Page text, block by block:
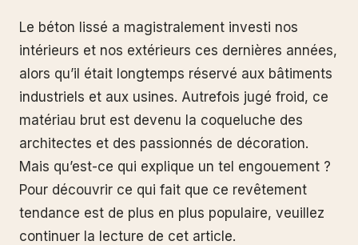
Le béton lissé a magistralement investi nos
intérieurs et nos extérieurs ces dernières années,
alors qu’il était longtemps réservé aux bâtiments
industriels et aux usines. Autrefois jugé froid, ce
matériau brut est devenu la coqueluche des
architectes et des passionnés de décoration.
Mais qu’est-ce qui explique un tel engouement ?
Pour découvrir ce qui fait que ce revêtement
tendance est de plus en plus populaire, veuillez
continuer la lecture de cet article.